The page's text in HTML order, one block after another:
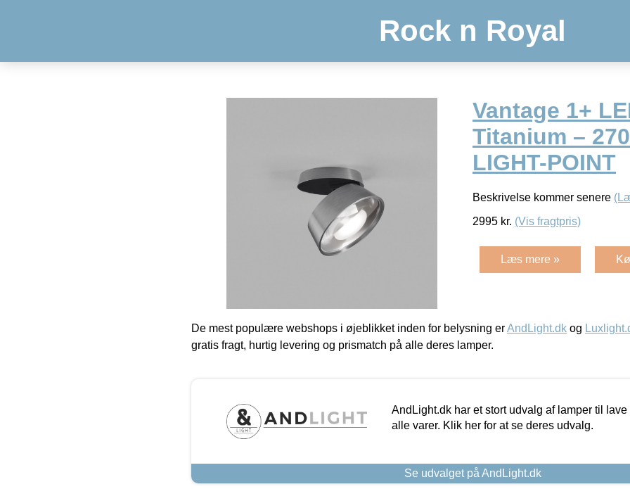
Rock n Royal
Vantage 1+
Titanium –
LIGHT-POINT
Beskrivelse kommer senere
2995 kr. (Vis fragtpris)
Læs mere »
De mest populære webshops i øjeblikket inden for belysning erAndLight.dk og
gratis fragt, hurtig levering og prismatch på alle deres lamper.
AndLight.dk har et stort udvalg af lamper til lave
alle varer. Klik her for at se deres udvalg.
Se udvalget på AndLight.dk